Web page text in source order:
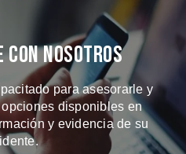
Con Nosotros
para asesorarle y
disponibles en
y evidencia de su